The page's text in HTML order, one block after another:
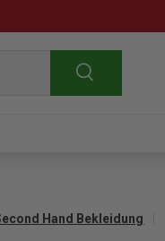
Suchen
Hand Bekleidung